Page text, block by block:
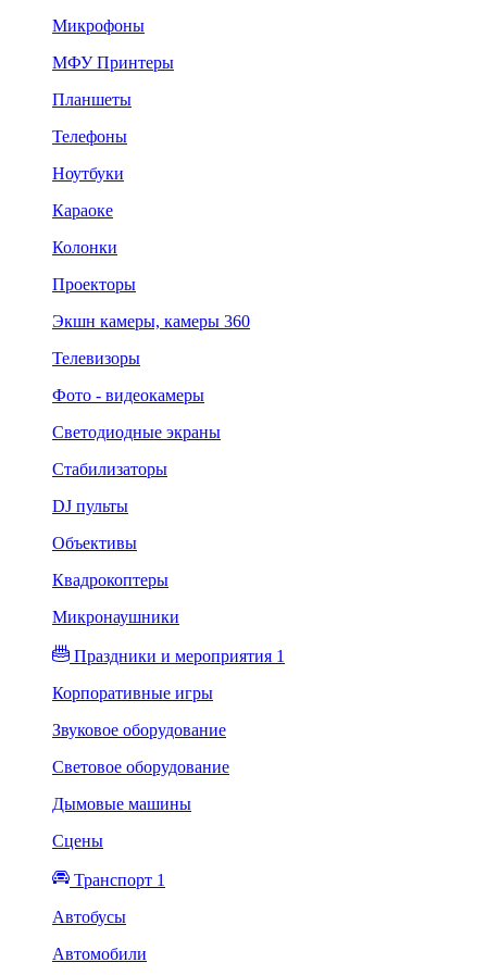
Микрофоны
МФУ Принтеры
Планшеты
Телефоны
Ноутбуки
Караоке
Колонки
Проекторы
Экшн камеры, камеры 360
Телевизоры
Фото - видеокамеры
Светодиодные экраны
Стабилизаторы
DJ пульты
Объективы
Квадрокоптеры
Микронаушники
Праздники и мероприятия 1
Корпоративные игры
Звуковое оборудование
Световое оборудование
Дымовые машины
Сцены
Транспорт 1
Автобусы
Автомобили